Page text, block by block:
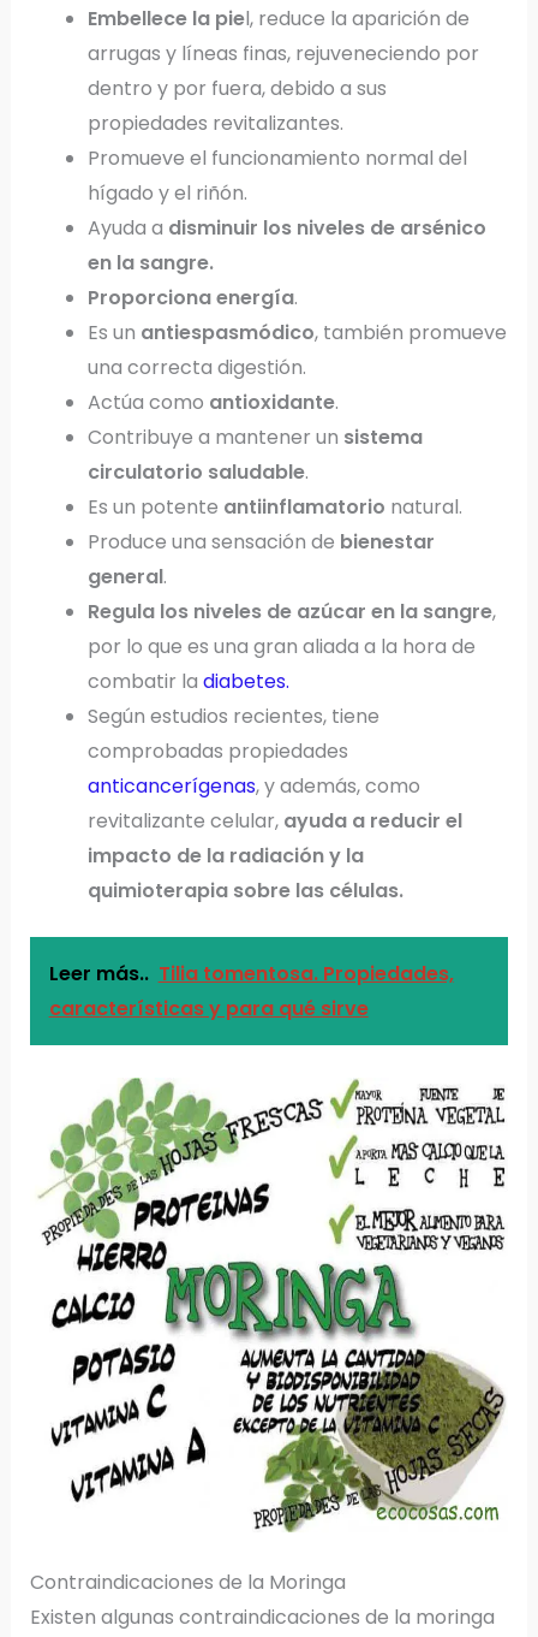
Embellece la piel, reduce la aparición de
arrugas y líneas finas, rejuveneciendo por
dentro y por fuera, debido a sus
propiedades revitalizantes.
Promueve el funcionamiento normal del
hígado y el riñón.
Ayuda a disminuir los niveles de arsénico
en la sangre.
Proporciona energía.
Es un antiespasmódico, también promueve
una correcta digestión.
Actúa como antioxidante.
Contribuye a mantener un sistema
circulatorio saludable.
Es un potente antiinflamatorio natural.
Produce una sensación de bienestar
general.
Regula los niveles de azúcar en la sangre,
por lo que es una gran aliada a la hora de
combatir la diabetes.
Según estudios recientes, tiene
comprobadas propiedades
anticancerígenas, y además, como
revitalizante celular, ayuda a reducir el
impacto de la radiación y la
quimioterapia sobre las células.
Leer más.. Tilia tomentosa. Propiedades,
características y para qué sirve
Contraindicaciones de la Moringa
Existen algunas contraindicaciones de la moringa